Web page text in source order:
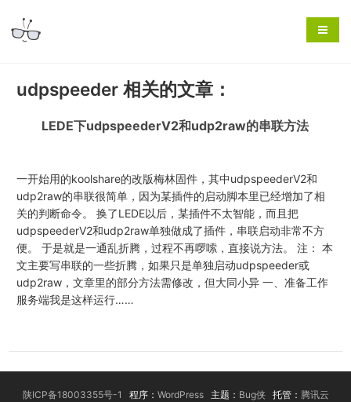
udpspeeder 相关的文章：
LEDE下udpspeederV2和udp2raw的串联方法
一开始用的koolshare的改版梅林固件，其中udpspeederV2和
udp2raw的串联很简单，因为某插件的启动脚本里已经增加了相
关的判断命令。 换了LEDE以后，某插件不太智能，而且把
udpspeederV2和udp2raw单独做成了插件，串联启动非常不方
便。 于是就是一通乱折腾，过程不再啰嗦，直接说方法。 注： 本
文主要写串联的一些折腾，如果只是单独启动udpspeeder或
udp2raw，文章里的部分方法需修改，但大同小异 一、准备工作
服务端我是这样运行……
陕ICP备18003355号-1 程序： WordPress 主题： Bug侠 托管： 腾讯云